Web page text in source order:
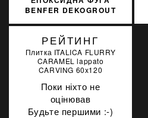
BENFER DEKOGROUT
РЕЙТИНГ
Плитка ITALICA FLURRY
CARAMEL lappato
CARVING 60x120
Поки ніхто не
оцінював
Будьте першими :-)